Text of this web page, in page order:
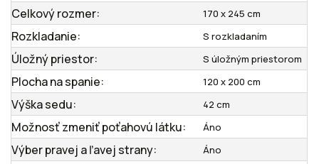
Celkový rozmer: 170 x 245 cm
Rozkladanie: S rozkladaním
Úložný priestor: S úložným priestorom
Plocha na spanie: 120 x 200 cm
Výška sedu: 42 cm
Možnosť zmeniť poťahovú látku: Áno
Výber pravej a ľavej strany: Áno